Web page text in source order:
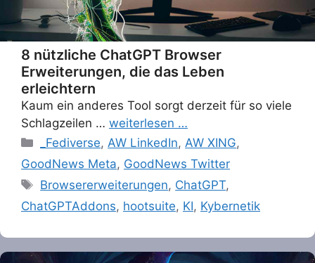
8 nützliche ChatGPT Browser
Erweiterungen, die das Leben
erleichtern
Kaum ein anderes Tool sorgt derzeit für so viele
Schlagzeilen … weiterlesen …
Categories
_Fediverse, AW LinkedIn, AW XING,
GoodNews Meta, GoodNews Twitter
Tags
Browsererweiterungen, ChatGPT,
ChatGPTAddons, hootsuite, KI, Kybernetik